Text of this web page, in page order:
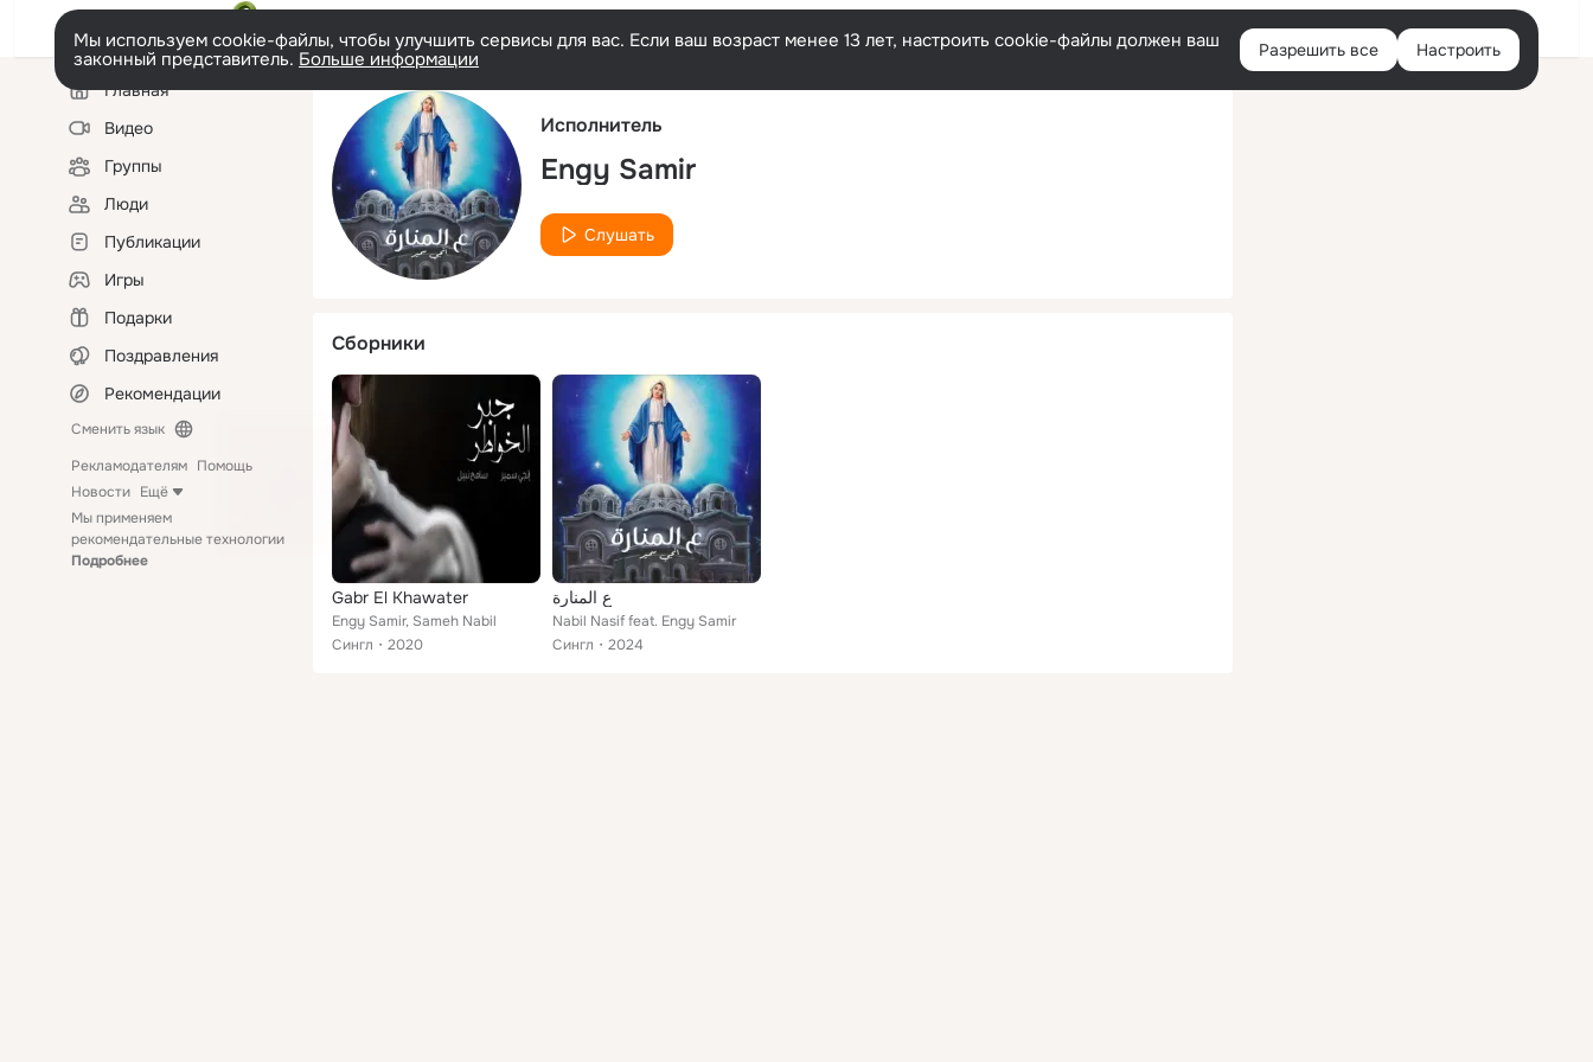
Русский Войти
Мы используем cookie-файлы, чтобы улучшить сервисы для вас. Если ваш возраст менее 13 лет, настроить cookie-файлы должен ваш
законный представитель. Больше информации Разрешить все Настроить
Левая
колонкаГлавная
Видео
Группы
Люди
Публикации
Игры
Подарки
Поздравления
Рекомендации
Сменить язык
Рекламодателям Помощь
Новости Ещё
Мы применяем
рекомендательные технологии
Подробнее
Исполнитель
Engy Samir
Слушать
Сборники
Gabr El Khawater
Engy Samir, Sameh Nabil
Сингл
2020
ع المنارة
Nabil Nasif feat. Engy Samir
Сингл
2024